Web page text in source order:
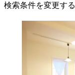
検索条件を変更する